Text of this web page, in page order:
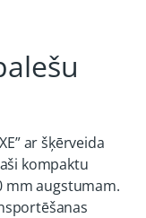
ar šķērveida
kompaktu
mm augstumam.